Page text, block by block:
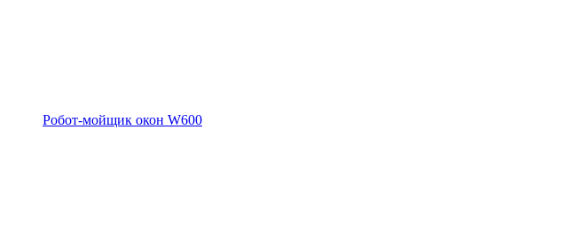
Робот-мойщик окон W600